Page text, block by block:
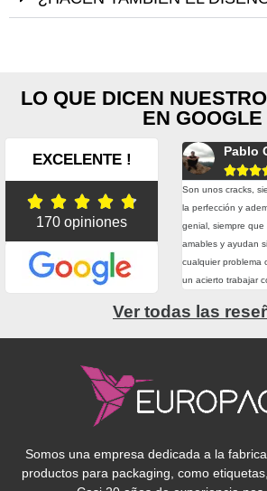
LO QUE DICEN
EN GOOGLE
EXCELENTE !
    
170 opiniones
Paula Ferrandez
y el resultado han sido de 10. Sin
repetiré.
Pablo

Son unos cracks,
la perfección y
genial, siempre
amables y ayudan
cualquier problema
un acierto trabajar
Ver todas las
Somos una empresa dedicada a la
productos para packaging, como